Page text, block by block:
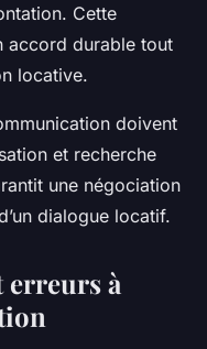
Cette
accord durable tout
locative.
doivent
et recherche
une négociation
dialogue locatif.
erreurs à